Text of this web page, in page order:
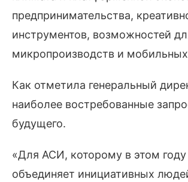
предпринимательства,
инструментов, возможностей
микропроизводств и
Как отметила генеральный
наиболее востребованные
будущего.
«Для АСИ, которому в этом
объединяет инициативных